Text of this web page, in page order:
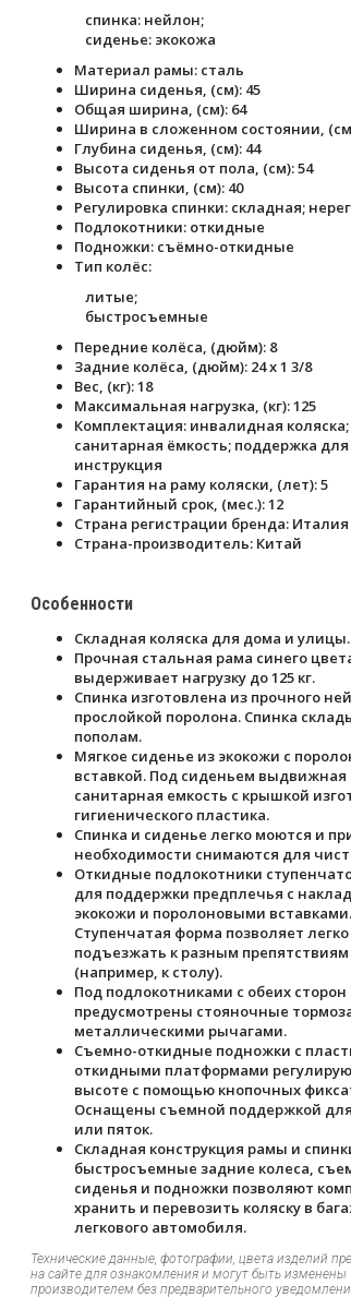
спинка: нейлон;
сиденье: экокожа
Материал рамы: сталь
Ширина сиденья, (см): 45
Общая ширина, (см): 64
Ширина в сложенном состоянии,
Глубина сиденья, (см): 44
Высота сиденья от пола, (см): 54
Высота спинки, (см): 40
Регулировка спинки: складная;
Подлокотники: откидные
Подножки: съёмно-откидные
Тип колёс:
литые;
быстросъемные
Передние колёса, (дюйм): 8
Задние колёса, (дюйм): 24 х 1 3/8
Вес, (кг): 18
Максимальная нагрузка, (кг): 125
Комплектация: инвалидная коляска;
санитарная ёмкость; поддержка
инструкция
Гарантия на раму коляски, (лет): 5
Гарантийный срок, (мес.): 12
Страна регистрации бренда: Италия
Страна-производитель: Китай
Особенности
Складная коляска для дома и улицы.
Прочная стальная рама синего
выдерживает нагрузку до 125 кг.
Спинка изготовлена из прочного
прослойкой поролона. Спинка
пополам.
Мягкое сиденье из экокожи с
вставкой. Под сиденьем выдвижная
санитарная емкость с крышкой
гигиенического пластика.
Спинка и сиденье легко моются и
необходимости снимаются для
Откидные подлокотники
для поддержки предплечья с
экокожи и поролоновыми вставками.
Ступенчатая форма позволяет легко
подъезжать к разным препятствиям
(например, к столу).
Под подлокотниками с обеих сторон
предусмотрены стояночные
металлическими рычагами.
Съемно-откидные подножки с
откидными платформами
высоте с помощью кнопочных
Оснащены съемной поддержкой
или пяток.
Складная конструкция рамы и
быстросъемные задние колеса,
сиденья и подножки позволяют
хранить и перевозить коляску в
легкового автомобиля.
Технические данные, фотографии, цвета изделий
на сайте для ознакомления и могут быть изменены
производителем без предварительного